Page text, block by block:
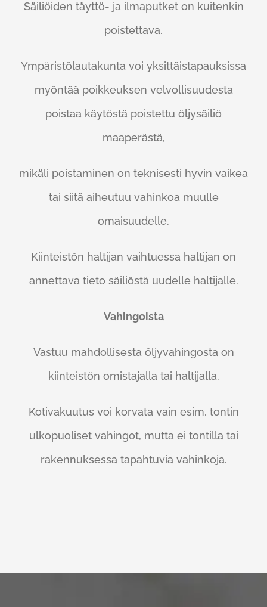
Säiliöiden täyttö- ja ilmaputket on kuitenkin
poistettava.
Ympäristölautakunta voi yksittäistapauksissa
myöntää poikkeuksen velvollisuudesta
poistaa käytöstä poistettu öljysäiliö
maaperästä,
mikäli poistaminen on teknisesti hyvin vaikea
tai siitä aiheutuu vahinkoa muulle
omaisuudelle.
Kiinteistön haltijan vaihtuessa haltijan on
annettava tieto säiliöstä uudelle haltijalle.
Vahingoista
Vastuu mahdollisesta öljyvahingosta on
kiinteistön omistajalla tai haltijalla.
Kotivakuutus voi korvata vain esim. tontin
ulkopuoliset vahingot, mutta ei tontilla tai
rakennuksessa tapahtuvia vahinkoja.